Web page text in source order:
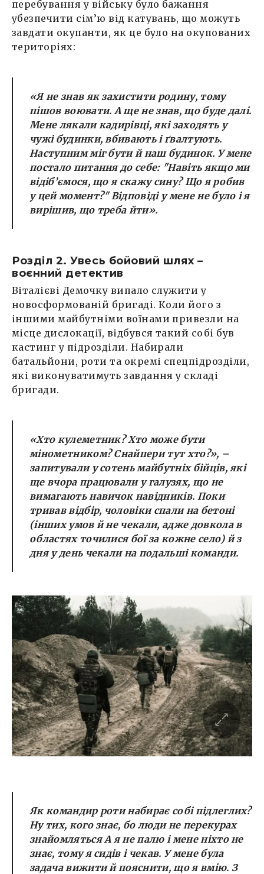
перебування у війську було бажання
убезпечити сім’ю від катувань, що можуть
завдати окупанти, як це було на окупованих
територіях:
«Я не знав як захистити родину, тому
пішов воювати. А ще не знав, що буде далі.
Мене лякали кадирівці, які заходять у
чужі будинки, вбивають і ґвалтують.
Наступним міг бути й наш будинок. У мене
постало питання до себе: "Навіть якщо ми
відіб’ємося, що я скажу сину? Що я робив
у цей момент?" Відповіді у мене не було і я
вирішив, що треба йти».
Розділ 2. Увесь бойовий шлях –
воєнний детектив
Віталієві Демочку випало служити у
новосформованій бригаді. Коли його з
іншими майбутніми воїнами привезли на
місце дислокації, відбувся такий собі був
кастинг у підрозділи. Набирали
батальйони, роти та окремі спецпідрозділи,
які виконуватимуть завдання у складі
бригади.
«Хто кулеметник? Хто може бути
мінометником? Снайпери тут хто?», –
запитували у сотень майбутніх бійців, які
ще вчора працювали у галузях, що не
вимагають навичок навідників. Поки
тривав відбір, чоловіки спали на бетоні
(інших умов й не чекали, адже довкола в
областях точилися бої за кожне село) й з
дня у день чекали на подальші команди.
Як командир роти набирає собі підлеглих?
Ну тих, кого знає, бо люди не перекурах
знайомляться А я не палю і мене ніхто не
знає, тому я сидів і чекав. У мене була
задача вижити й пояснити, що я вмію. З